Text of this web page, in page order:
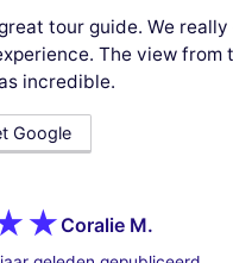
tour guide. We
The view from
incredible.
Google
Coralie M.